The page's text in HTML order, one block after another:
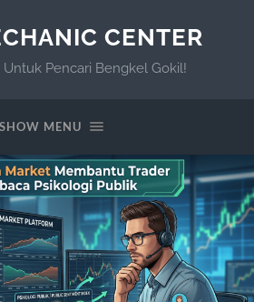
CENTER
Untuk Pencari Bengkel Gokil!
SHOW MENU